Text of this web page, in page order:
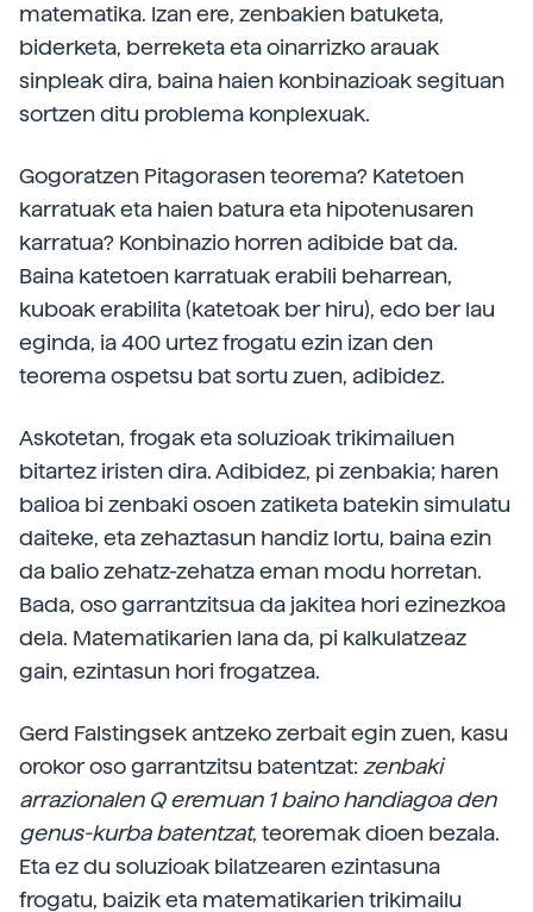
matematika. Izan ere, zenbakien batuketa,
biderketa, berreketa eta oinarrizko arauak
sinpleak dira, baina haien konbinazioak segituan
sortzen ditu problema konplexuak.
Gogoratzen Pitagorasen teorema? Katetoen
karratuak eta haien batura eta hipotenusaren
karratua? Konbinazio horren adibide bat da.
Baina katetoen karratuak erabili beharrean,
kuboak erabilita (katetoak ber hiru), edo ber lau
eginda, ia 400 urtez frogatu ezin izan den
teorema ospetsu bat sortu zuen, adibidez.
Askotetan, frogak eta soluzioak trikimailuen
bitartez iristen dira. Adibidez, pi zenbakia; haren
balioa bi zenbaki osoen zatiketa batekin simulatu
daiteke, eta zehaztasun handiz lortu, baina ezin
da balio zehatz-zehatza eman modu horretan.
Bada, oso garrantzitsua da jakitea hori ezinezkoa
dela. Matematikarien lana da, pi kalkulatzeaz
gain, ezintasun hori frogatzea.
Gerd Falstingsek antzeko zerbait egin zuen, kasu
orokor oso garrantzitsu batentzat: zenbaki
arrazionalen Q eremuan 1 baino handiagoa den
genus-kurba batentzat, teoremak dioen bezala.
Eta ez du soluzioak bilatzearen ezintasuna
frogatu, baizik eta matematikarien trikimailu